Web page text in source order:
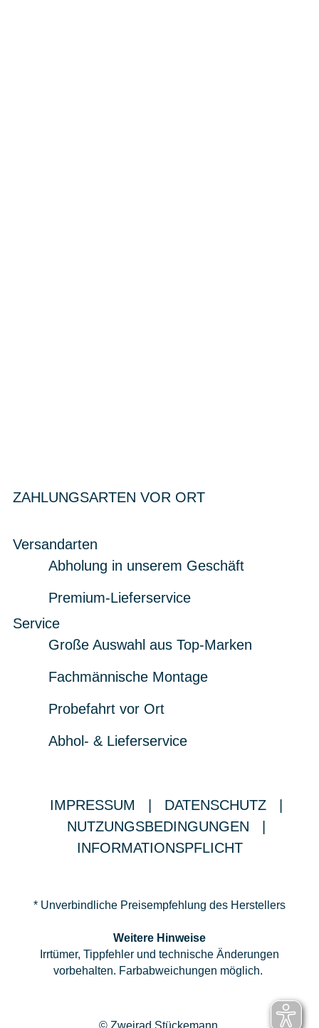
ZAHLUNGSARTEN VOR ORT
Versandarten
Abholung in unserem Geschäft
Premium-Lieferservice
Service
Große Auswahl aus Top-Marken
Fachmännische Montage
Probefahrt vor Ort
Abhol- & Lieferservice
IMPRESSUM DATENSCHUTZ
NUTZUNGSBEDINGUNGEN
INFORMATIONSPFLICHT
* Unverbindliche Preisempfehlung des Herstellers
Weitere Hinweise
Irrtümer, Tippfehler und technische Änderungen
vorbehalten. Farbabweichungen möglich.